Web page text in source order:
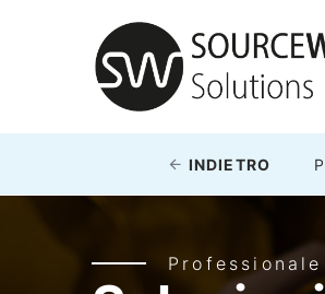
INDIETRO